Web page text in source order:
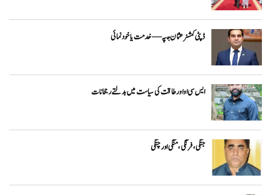
ڈپٹی کمشنر عثمان جپہ — خدمت یا خودنمائی
ایس سی او اور طاقت کی سیاست میں بدلتے رجحانات
جنگی، فرنگی ، منگی اور چنگی